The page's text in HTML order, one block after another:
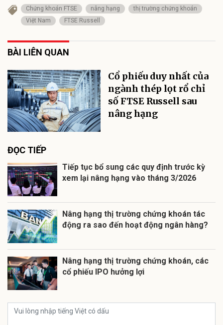
Chứng khoán FTSE nâng hạng
thị trường chứng khoán
Việt Nam
FTSE Russell
BÀI LIÊN QUAN
Cổ phiếu duy nhất của
ngành thép lọt rổ chỉ
số FTSE Russell sau
nâng hạng
ĐỌC TIẾP
Tiếp tục bổ sung các quy định trước kỳ
xem lại nâng hạng vào tháng 3/2026
Nâng hạng thị trường chứng khoán tác
động ra sao đến hoạt động ngân hàng?
Nâng hạng thị trường chứng khoán, các
cổ phiếu IPO hưởng lợi